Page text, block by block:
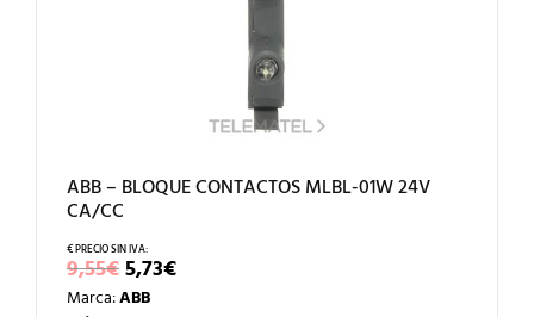
ABB – BLOQUE CONTACTOS MLBL-01W 24V
CA/CC
9,55€EL
PRECIO
ORIGINAL
5,73€EL
PRECIO
Marca:ABB